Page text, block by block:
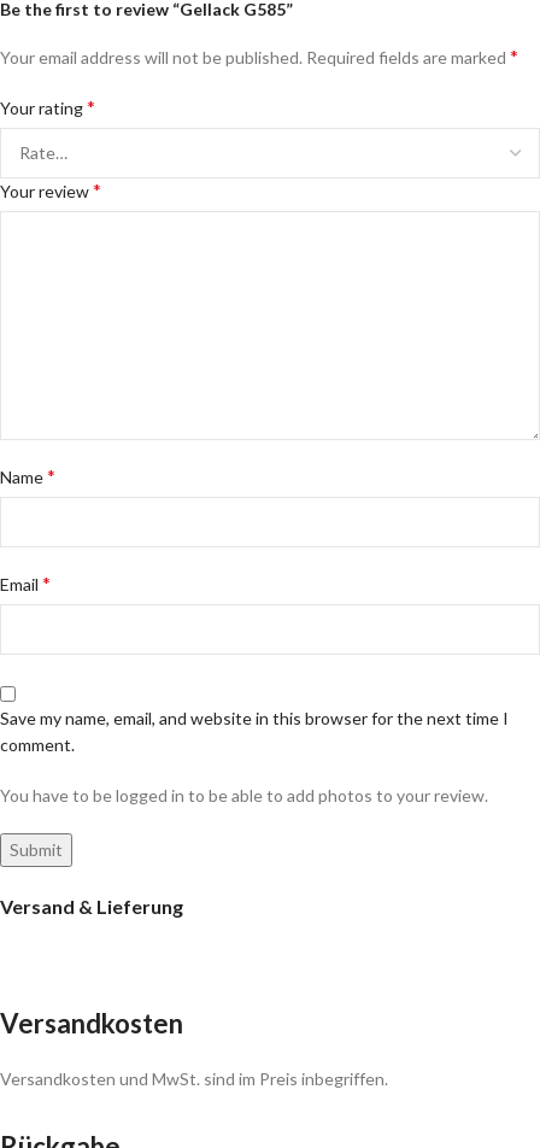
Be the first to review “Gellack G585”
Your email address will not be published. Required fields are marked *
Your rating*
Your review*
Name*
Email *
Save my name, email, and website in this browser for the next time I
comment.
You have to be logged in to be able to add photos to your review.
Versand & Lieferung
Versandkosten
Versandkosten und MwSt. sind im Preis inbegriffen.